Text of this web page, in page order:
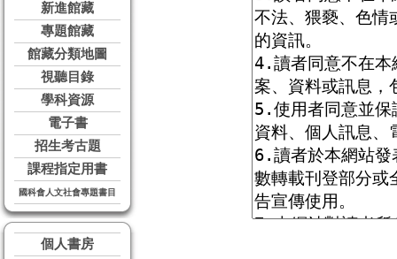
新進館藏
專題館藏
館藏分類地圖
視聽目錄
學科資源
電子書
招生考古題
課程指定用書
國科會人文社會專題書目
個人書房